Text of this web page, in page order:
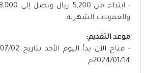
والعمولات الشهرية.
موعد التقديم:
2024/01/14م.